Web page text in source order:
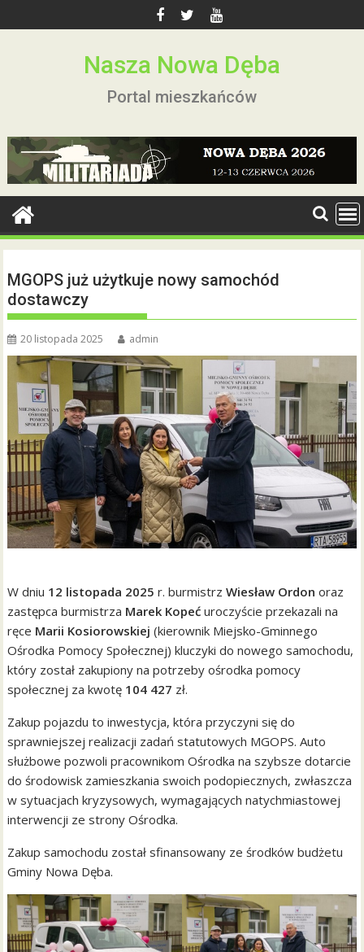
to
Nasza Nowa Dęba
Portal mieszkańców
MGOPS już użytkuje nowy samochód
dostawczy
20 listopada 2025 admin
W dniu 12 listopada 2025 r. burmistrzWiesław Ordon oraz
zastępca burmistrza Marek Kopeć uroczyście przekazali na
ręce Marii Kosiorowskiej (kierownik Miejsko-Gminnego
Ośrodka Pomocy Społecznej) kluczyki do nowego samochodu,
który został zakupiony na potrzeby ośrodka pomocy
społecznej za kwotę 104 427 zł.
Zakup pojazdu to inwestycja, która przyczyni się do
sprawniejszej realizacji zadań statutowych MGOPS. Auto
służbowe pozwoli pracownikom Ośrodka na szybsze dotarcie
do środowisk zamieszkania swoich podopiecznych, zwłaszcza
w sytuacjach kryzysowych, wymagających natychmiastowej
interwencji ze strony Ośrodka.
Zakup samochodu został sfinansowany ze środków budżetu
Gminy Nowa Dęba.